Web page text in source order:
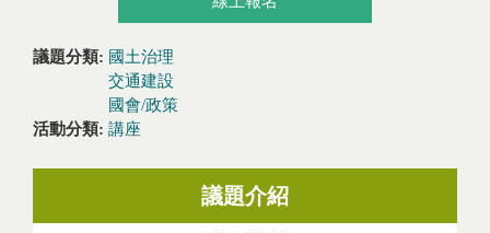
議題分類: 國土治理
交通建設
國會/政策
活動分類: 講座
議題介紹